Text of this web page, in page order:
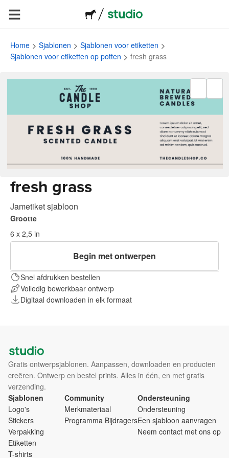
Home Sjablonen
Sjablonen voor etiketten
Sjablonen voor etiketten op potten
fresh grass
fresh grass
Jametiket sjabloon
Grootte
6 x 2,5 in
Begin met ontwerpen
Snel afdrukken bestellen
Volledig bewerkbaar ontwerp
Digitaal downloaden in elk formaat
Gratis ontwerpsjablonen. Aanpassen, downloaden en producten
creëren. Ontwerp en bestel prints. Alles in één, en met gratis
verzending.
Sjablonen
Logo's
Stickers
Verpakking
Etiketten
T-shirts
Community
Merkmateriaal
Programma Bijdragers
Ondersteuning
Ondersteuning
Een sjabloon aanvragen
Neem contact met ons op